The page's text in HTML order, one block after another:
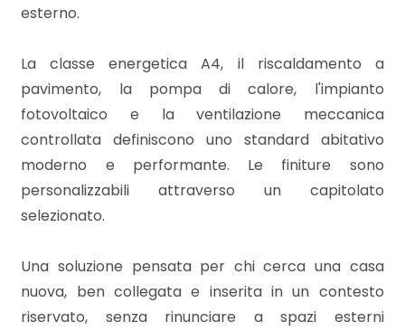
esterno.
La classe energetica A4, il riscaldamento a
pavimento, la pompa di calore, l'impianto
fotovoltaico e la ventilazione meccanica
controllata definiscono uno standard abitativo
moderno e performante. Le finiture sono
personalizzabili attraverso un capitolato
selezionato.
Una soluzione pensata per chi cerca una casa
nuova, ben collegata e inserita in un contesto
riservato, senza rinunciare a spazi esterni
2
3
5